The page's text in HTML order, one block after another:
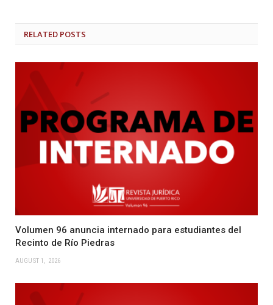
RELATED POSTS
Volumen 96 anuncia internado para estudiantes del
Recinto de Río Piedras
AUGUST 1, 2026